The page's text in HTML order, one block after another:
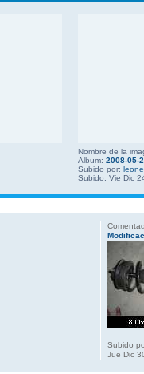
Nombre de la
Album: 2008-05-
Subido por:
Subido: Vie Dic
Subido
Jue Dic